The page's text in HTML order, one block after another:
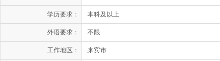
学历要求： 本科及以上
外语要求： 不限
工作地区： 来宾市